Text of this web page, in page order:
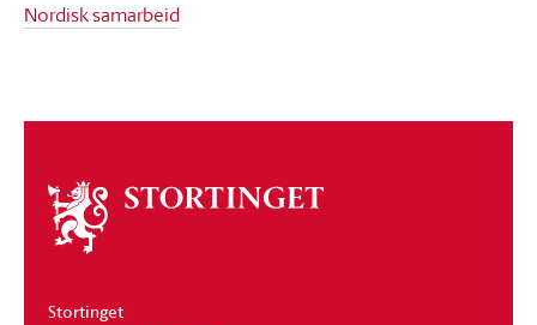
Nordisk samarbeid
Om
stortinget
Stortinget